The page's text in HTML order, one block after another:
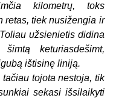
kilometrų, toks
retas, tiek nusižengia ir
užsienietis didina
keturiasdešimt,
ištisinę liniją.
tojota nestoja, tik
sekasi išsilaikyti